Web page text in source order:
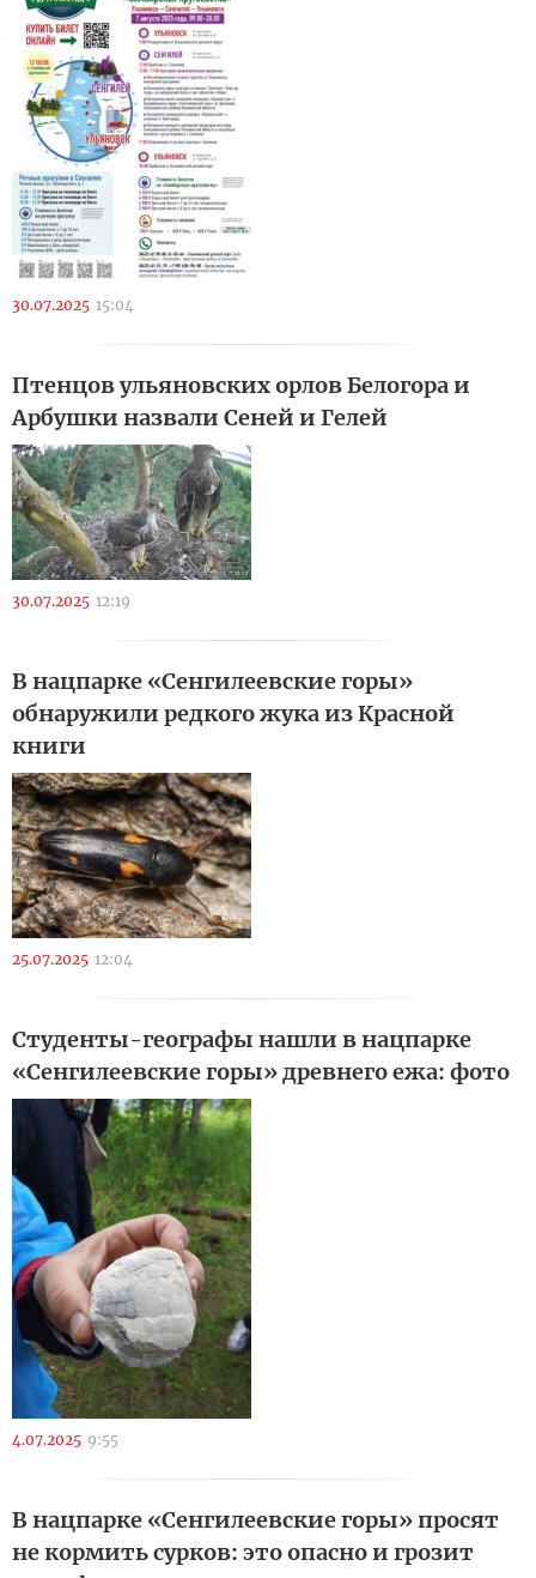
30.07.2025 15:04
Птенцов ульяновских орлов Белогора и
Арбушки назвали Сеней и Гелей
30.07.2025 12:19
В нацпарке «Сенгилеевские горы»
обнаружили редкого жука из Красной
книги
25.07.2025 12:04
Студенты-географы нашли в нацпарке
«Сенгилеевские горы» древнего ежа: фото
4.07.2025 9:55
В нацпарке «Сенгилеевские горы» просят
не кормить сурков: это опасно и грозит